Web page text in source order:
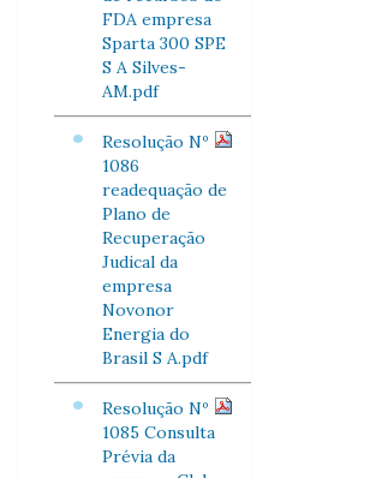
FDA empresa
Sparta 300 SPE
S A Silves-
AM.pdf
Resolução Nº
1086
readequação de
Plano de
Recuperação
Judical da
empresa
Novonor
Energia do
Brasil S A.pdf
Resolução Nº
1085 Consulta
Prévia da